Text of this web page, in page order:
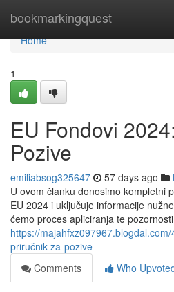
bookmarkingquest
Home
Home
1
EU Fondovi
Pozive
emiliabsog325647 57 days ago
U ovom članku donosimo kompletni
EU 2024 i uključuje informacije
ćemo proces apliciranja te
https://
priručnik-za-pozive
Comments
Who